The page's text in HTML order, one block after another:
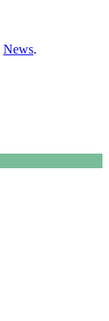
News.